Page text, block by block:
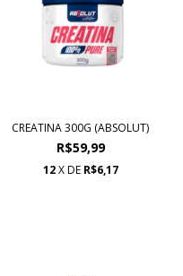
CREATINA 300G (ABSOLUT)
R$59,99
12 X DE R$6,17